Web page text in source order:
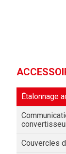
Étalonnage
Couvercles